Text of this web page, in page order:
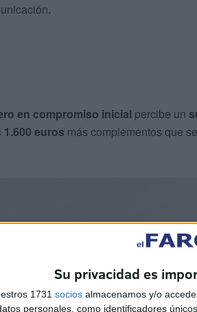
Su privacidad es
1731 socios almacenamos y/o
personales, como identificadores
en compromiso inicial percibe un
1.600 euros más complementos que